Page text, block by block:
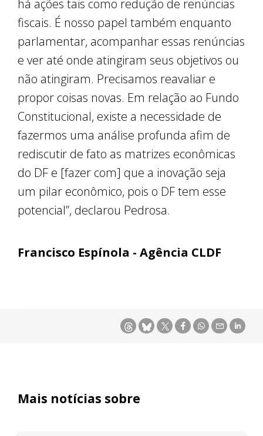
há ações tais como redução de renúncias
fiscais. É nosso papel também enquanto
parlamentar, acompanhar essas renúncias
e ver até onde atingiram seus objetivos ou
não atingiram. Precisamos reavaliar e
propor coisas novas. Em relação ao Fundo
Constitucional, existe a necessidade de
fazermos uma análise profunda afim de
rediscutir de fato as matrizes econômicas
do DF e [fazer com] que a inovação seja
um pilar econômico, pois o DF tem esse
potencial”, declarou Pedrosa.
Francisco Espínola - Agência CLDF
Mais notícias sobre